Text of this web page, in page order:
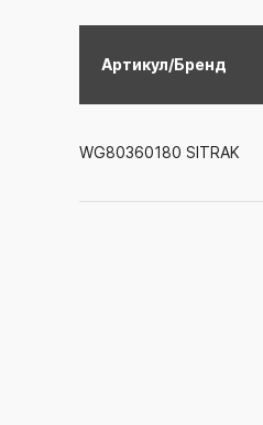
Артикул/Бренд
WG80360180 SITRAK